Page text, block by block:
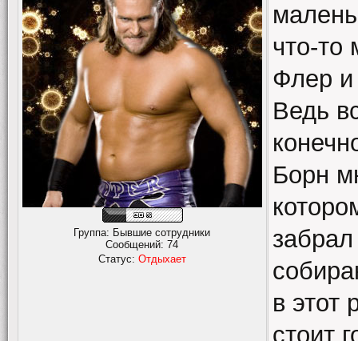
Группа: Бывшие сотрудники
Сообщений:74
Статус: Отдыхает
что-то
Флер и
Ведь
Борн
в этот
стоит